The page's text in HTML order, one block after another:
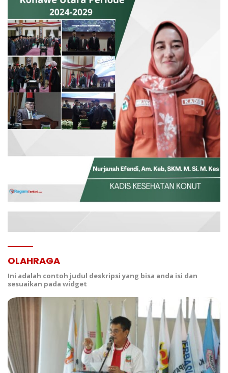
OLAHRAGA
Ini adalah contoh judul deskripsi yang bisa anda isi dan
sesuaikan pada widget